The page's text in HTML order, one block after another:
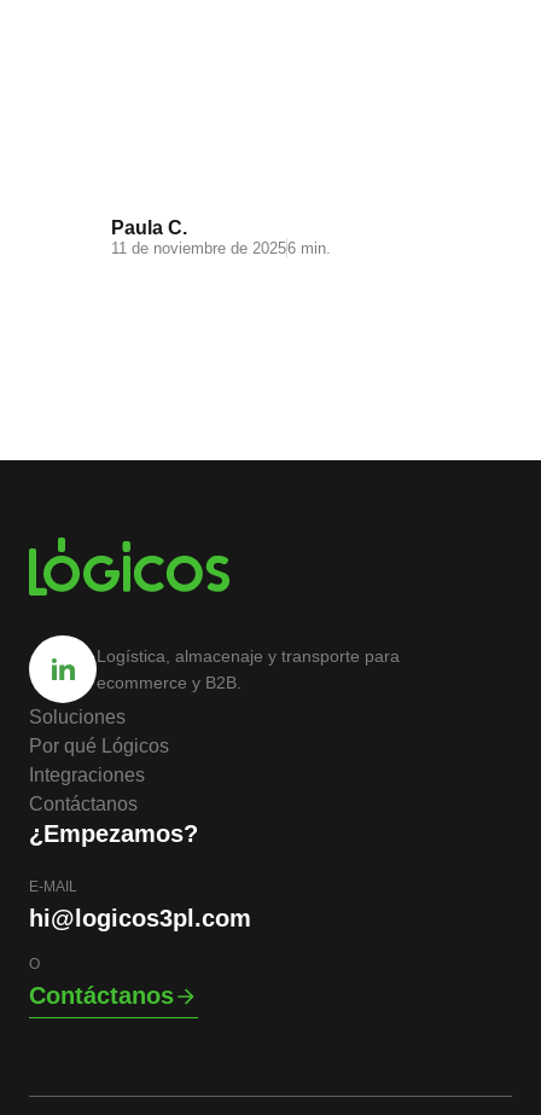
Paula C.
11 de noviembre de 20256 min.
Logística, almacenaje y transporte para
ecommerce y B2B.
Soluciones
Por qué Lógicos
Integraciones
Contáctanos
¿Empezamos?
E-MAIL
hi@logicos3pl.com
O
Contáctanos